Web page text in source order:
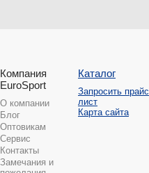
Компания
EuroSport
О компании
Блог
Оптовикам
Сервис
Контакты
Замечания и
Каталог
Запросить прайс
лист
Карта сайта